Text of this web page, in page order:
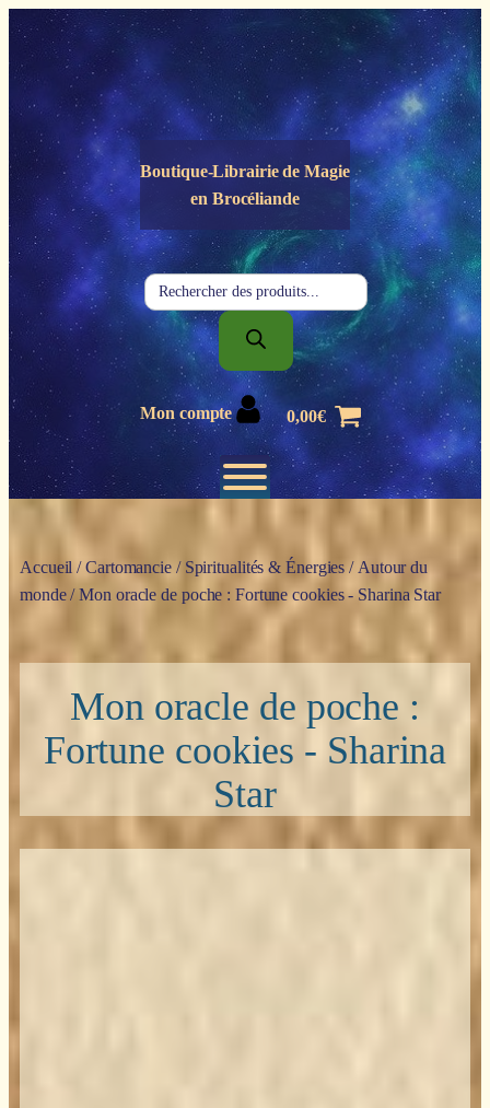
Panneau de gestion des cookies
Boutique-Librairie deMagie
en Brocéliande
Recherche
de
produits
Mon compte 0,00€
Accueil /Cartomancie/ Spiritualités & Énergies / Autour du
monde/ Mon oracle de poche : Fortune cookies - Sharina Star
Mon oracle de poche :
Fortune cookies - Sharina
Star